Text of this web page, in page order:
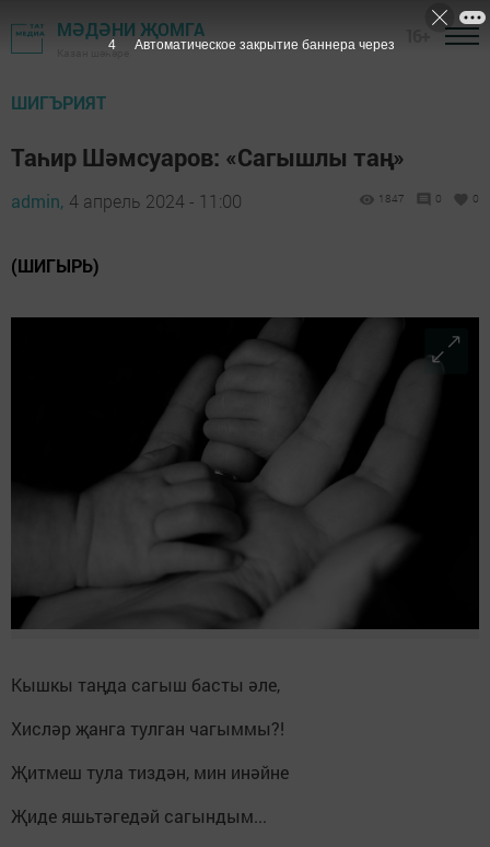
МӘДӘНИ ҖОМГА
Казан шәһәре
ШИГЪРИЯТ
Таһир Шәмсуаров: «Сагышлы таң»
admin, 4 апрель 2024 - 11:00 1847 0 0
(ШИГЫРЬ)
Кышкы таңда сагыш басты әле,
Хисләр җанга тулган чагыммы?!
Җитмеш тула тиздән, мин инәйне
Җиде яшьтәгедәй сагындым...
2 Автоматическое закрытие баннера через